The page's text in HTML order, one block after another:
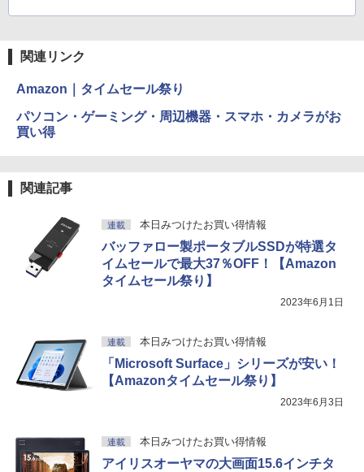
関連リンク
Amazon｜タイムセール祭り
パソコン・ゲーミング・周辺機器・スマホ・カメラがお
買い得
関連記事
連載 本日みつけたお買い得情報
バッファロー製ポータブルSSDが特選タ
イムセールで最大37％OFF！【Amazon
タイムセール祭り】
2023年6月1日
連載 本日みつけたお買い得情報
「Microsoft Surface」シリーズが安い！
【Amazonタイムセール祭り】
2023年6月3日
連載 本日みつけたお買い得情報
アイリスオーヤマの大画面15.6インチタ